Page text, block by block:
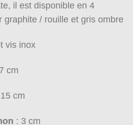
il est disponible en 4
graphite / rouille et gris ombre
vis inox
cm
cm
: 3 cm